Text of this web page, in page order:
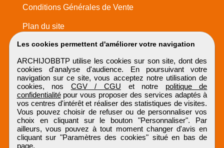
Les cookies permettent d'améliorer votre navigation
ARCHIJOBBTP utilise les cookies sur son site, dont des
cookies d'analyse d'audience. En poursuivant votre
navigation sur ce site, vous acceptez notre utilisation de
cookies, nos CGV / CGU et notre politique de
confidentialitépour vous proposer des services adaptés à
vos centres d'intérêt et réaliser des statistiques de visites.
Vous pouvez choisir de refuser ou de personnaliser vos
choix en cliquant sur le bouton "Personnaliser". Par
ailleurs, vous pouvez à tout moment changer d'avis en
cliquant sur "Paramètres des cookies" situé en bas de
page.
Conditions Générales de Vente
Plan du site